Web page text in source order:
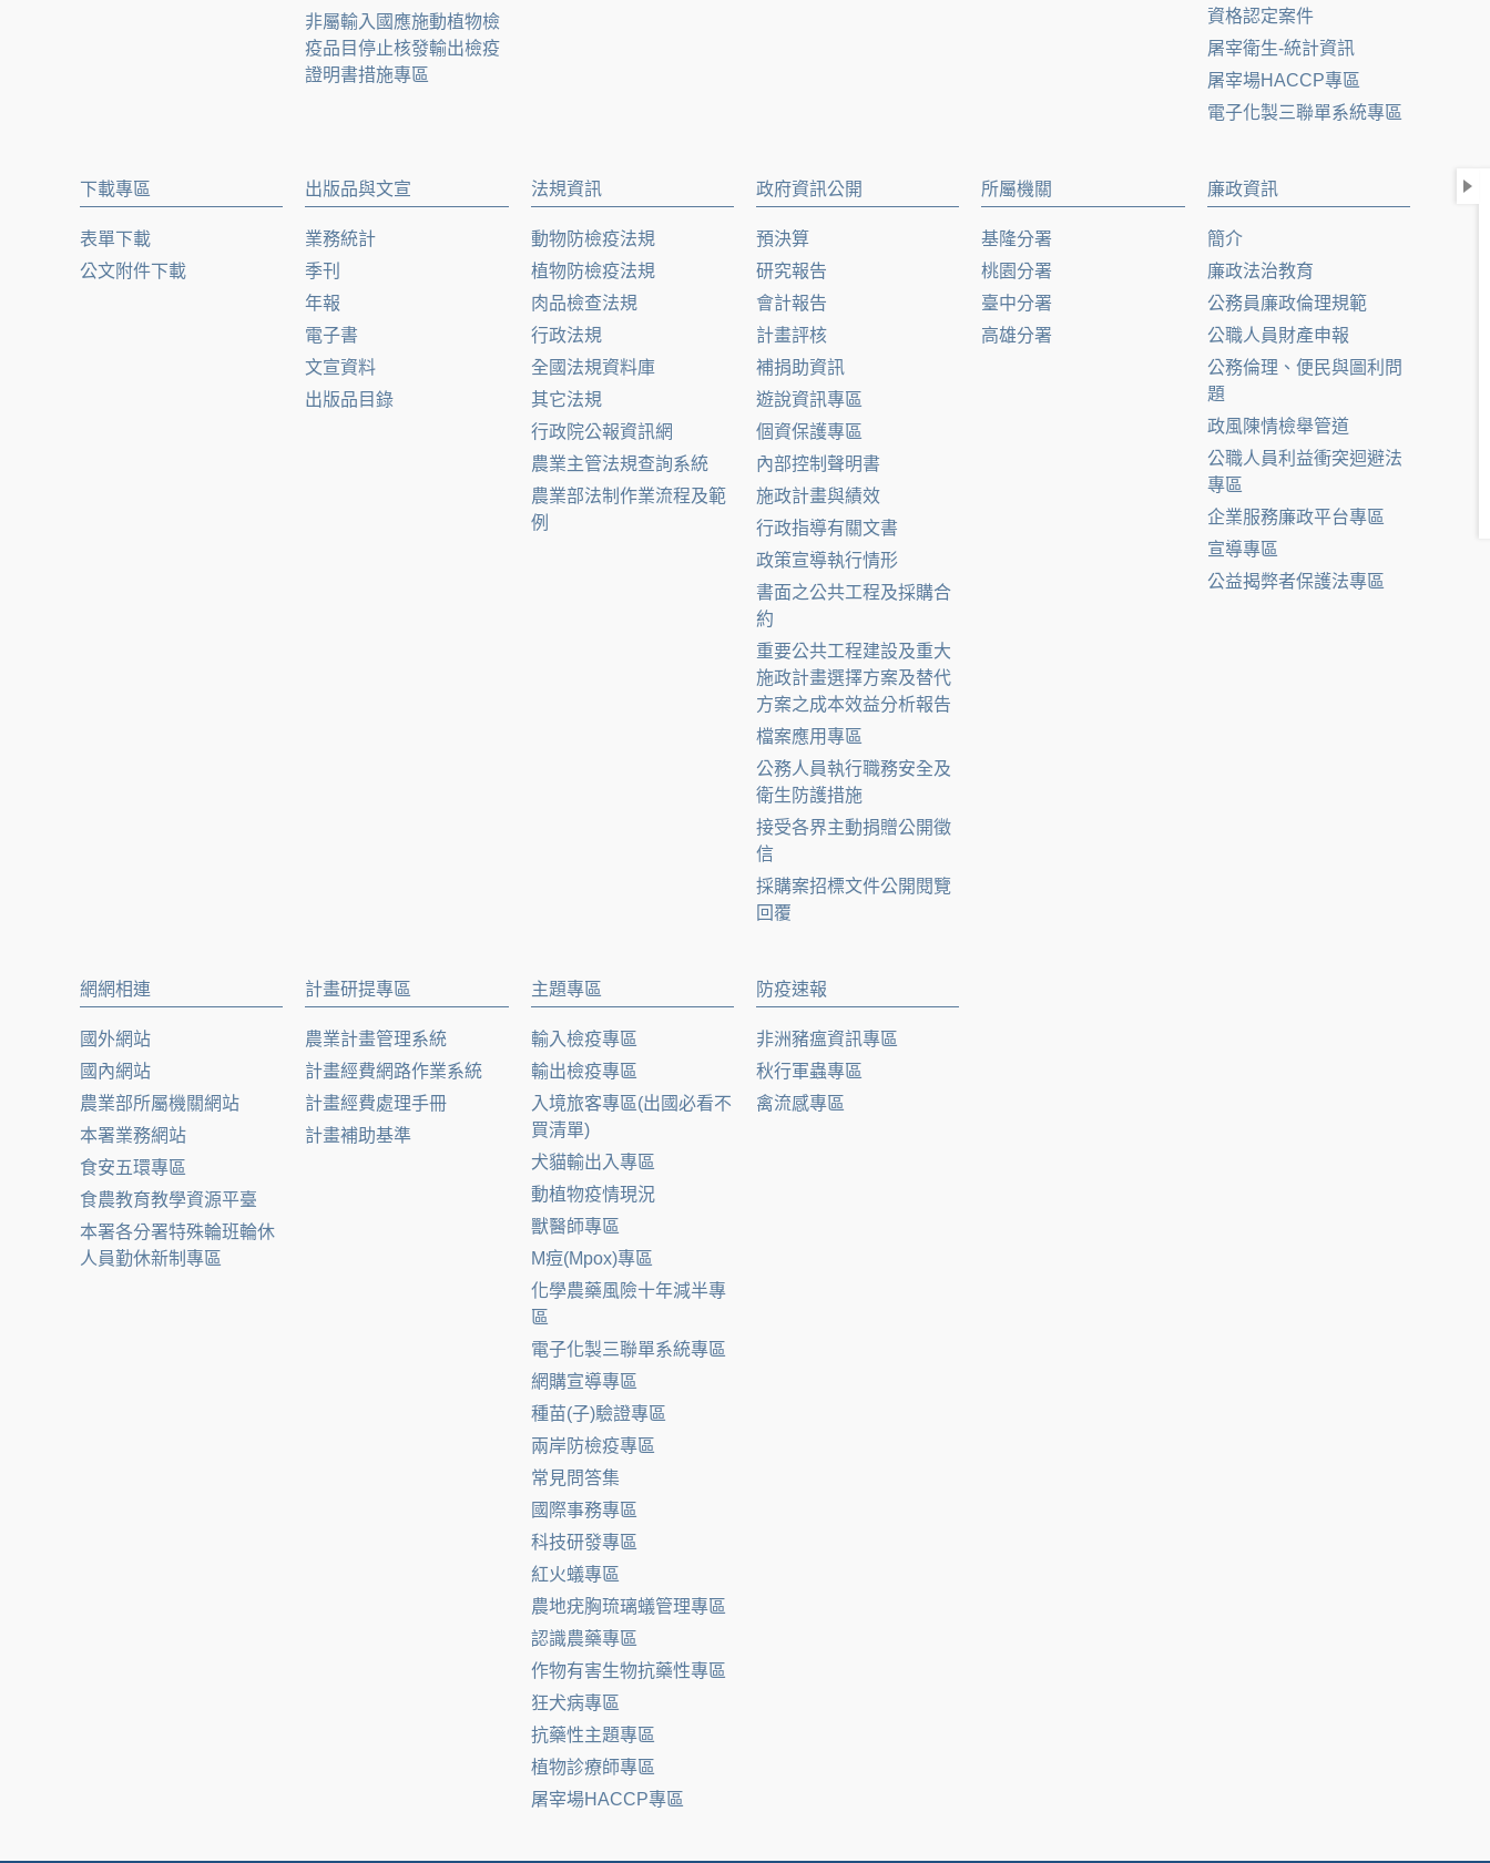
非屬輸入國應施動植物檢
疫品目停止核發輸出檢疫
證明書措施專區
資格認定案件
屠宰衛生-統計資訊
屠宰場HACCP專區
電子化製三聯單系統專區
下載專區
表單下載
公文附件下載
出版品與文宣
業務統計
季刊
年報
電子書
文宣資料
出版品目錄
法規資訊
動物防檢疫法規
植物防檢疫法規
肉品檢查法規
行政法規
全國法規資料庫
其它法規
行政院公報資訊網
農業主管法規查詢系統
農業部法制作業流程及範
例
政府資訊公開
預決算
研究報告
會計報告
計畫評核
補捐助資訊
遊說資訊專區
個資保護專區
內部控制聲明書
施政計畫與績效
行政指導有關文書
政策宣導執行情形
書面之公共工程及採購合
約
重要公共工程建設及重大
施政計畫選擇方案及替代
方案之成本效益分析報告
檔案應用專區
公務人員執行職務安全及
衛生防護措施
接受各界主動捐贈公開徵
信
採購案招標文件公開閱覽
回覆
所屬機關
基隆分署
桃園分署
臺中分署
高雄分署
廉政資訊
簡介
廉政法治教育
公務員廉政倫理規範
公職人員財產申報
公務倫理、便民與圖利問
題
政風陳情檢舉管道
公職人員利益衝突迴避法
專區
企業服務廉政平台專區
宣導專區
公益揭弊者保護法專區
網網相連
國外網站
國內網站
農業部所屬機關網站
本署業務網站
食安五環專區
食農教育教學資源平臺
本署各分署特殊輪班輪休
人員勤休新制專區
計畫研提專區
農業計畫管理系統
計畫經費網路作業系統
計畫經費處理手冊
計畫補助基準
主題專區
輸入檢疫專區
輸出檢疫專區
入境旅客專區(出國必看不
買清單)
犬貓輸出入專區
動植物疫情現況
獸醫師專區
M痘(Mpox)專區
化學農藥風險十年減半專
區
電子化製三聯單系統專區
網購宣導專區
種苗(子)驗證專區
兩岸防檢疫專區
常見問答集
國際事務專區
科技研發專區
紅火蟻專區
農地疣胸琉璃蟻管理專區
認識農藥專區
作物有害生物抗藥性專區
狂犬病專區
抗藥性主題專區
植物診療師專區
屠宰場HACCP專區
防疫速報
非洲豬瘟資訊專區
秋行軍蟲專區
禽流感專區